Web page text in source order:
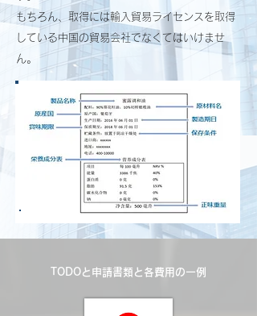
もちろん、取得には輸入貿易ライセンスを取得
している中国の貿易会社でなくてはいけませ
ん。
TODOと申請書類と各費用の一例